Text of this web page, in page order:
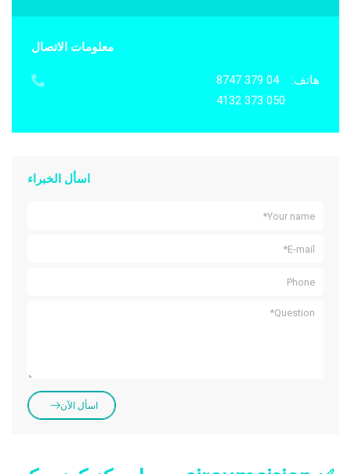
معلومات الاتصال
هاتف:
04 379 8747
050 373 4132
اسأل الخبراء
اسأل الآن